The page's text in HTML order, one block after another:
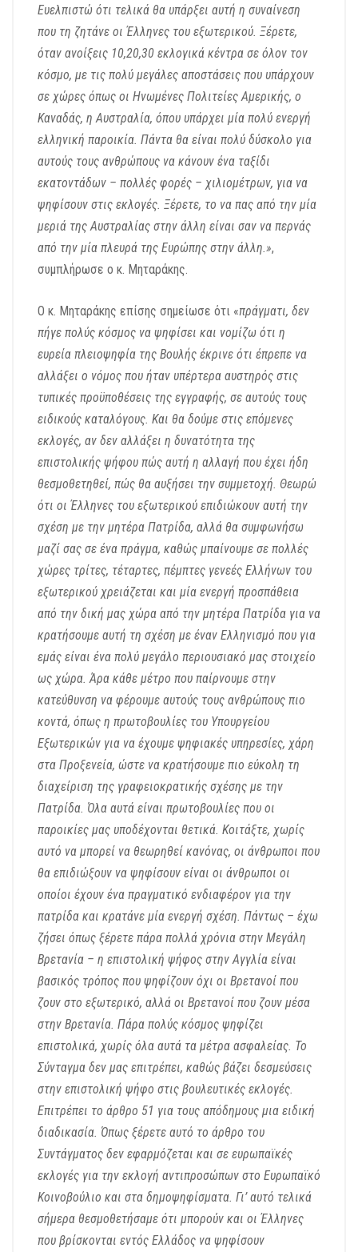
Ευελπιστώ ότι τελικά θα υπάρξει αυτή η συναίνεση
που τη ζητάνε οι Έλληνες του εξωτερικού. Ξέρετε,
όταν ανοίξεις 10,20,30 εκλογικά κέντρα σε όλον τον
κόσμο, με τις πολύ μεγάλες αποστάσεις που υπάρχουν
σε χώρες όπως οι Ηνωμένες Πολιτείες Αμερικής, ο
Καναδάς, η Αυστραλία, όπου υπάρχει μία πολύ ενεργή
ελληνική παροικία. Πάντα θα είναι πολύ δύσκολο για
αυτούς τους ανθρώπους να κάνουν ένα ταξίδι
εκατοντάδων – πολλές φορές – χιλιομέτρων, για να
ψηφίσουν στις εκλογές. Ξέρετε, το να πας από την μία
μεριά της Αυστραλίας στην άλλη είναι σαν να περνάς
από την μία πλευρά της Ευρώπης στην άλλη.»,
συμπλήρωσε ο κ. Μηταράκης.
Ο κ. Μηταράκης επίσης σημείωσε ότι «πράγματι, δεν
πήγε πολύς κόσμος να ψηφίσει και νομίζω ότι η
ευρεία πλειοψηφία της Βουλής έκρινε ότι έπρεπε να
αλλάξει ο νόμος που ήταν υπέρτερα αυστηρός στις
τυπικές προϋποθέσεις της εγγραφής, σε αυτούς τους
ειδικούς καταλόγους. Και θα δούμε στις επόμενες
εκλογές, αν δεν αλλάξει η δυνατότητα της
επιστολικής ψήφου πώς αυτή η αλλαγή που έχει ήδη
θεσμοθετηθεί, πώς θα αυξήσει την συμμετοχή. Θεωρώ
ότι οι Έλληνες του εξωτερικού επιδιώκουν αυτή την
σχέση με την μητέρα Πατρίδα, αλλά θα συμφωνήσω
μαζί σας σε ένα πράγμα, καθώς μπαίνουμε σε πολλές
χώρες τρίτες, τέταρτες, πέμπτες γενεές Ελλήνων του
εξωτερικού χρειάζεται και μία ενεργή προσπάθεια
από την δική μας χώρα από την μητέρα Πατρίδα για να
κρατήσουμε αυτή τη σχέση με έναν Ελληνισμό που για
εμάς είναι ένα πολύ μεγάλο περιουσιακό μας στοιχείο
ως χώρα. Άρα κάθε μέτρο που παίρνουμε στην
κατεύθυνση να φέρουμε αυτούς τους ανθρώπους πιο
κοντά, όπως η πρωτοβουλίες του Υπουργείου
Εξωτερικών για να έχουμε ψηφιακές υπηρεσίες, χάρη
στα Προξενεία, ώστε να κρατήσουμε πιο εύκολη τη
διαχείριση της γραφειοκρατικής σχέσης με την
Πατρίδα. Όλα αυτά είναι πρωτοβουλίες που οι
παροικίες μας υποδέχονται θετικά. Κοιτάξτε, χωρίς
αυτό να μπορεί να θεωρηθεί κανόνας, οι άνθρωποι που
θα επιδιώξουν να ψηφίσουν είναι οι άνθρωποι οι
οποίοι έχουν ένα πραγματικό ενδιαφέρον για την
πατρίδα και κρατάνε μία ενεργή σχέση. Πάντως – έχω
ζήσει όπως ξέρετε πάρα πολλά χρόνια στην Μεγάλη
Βρετανία – η επιστολική ψήφος στην Αγγλία είναι
βασικός τρόπος που ψηφίζουν όχι οι Βρετανοί που
ζουν στο εξωτερικό, αλλά οι Βρετανοί που ζουν μέσα
στην Βρετανία. Πάρα πολύς κόσμος ψηφίζει
επιστολικά, χωρίς όλα αυτά τα μέτρα ασφαλείας. Το
Σύνταγμα δεν μας επιτρέπει, καθώς βάζει δεσμεύσεις
στην επιστολική ψήφο στις βουλευτικές εκλογές.
Επιτρέπει το άρθρο 51 για τους απόδημους μια ειδική
διαδικασία. Όπως ξέρετε αυτό το άρθρο του
Συντάγματος δεν εφαρμόζεται και σε ευρωπαϊκές
εκλογές για την εκλογή αντιπροσώπων στο Ευρωπαϊκό
Κοινοβούλιο και στα δημοψηφίσματα. Γι’ αυτό τελικά
σήμερα θεσμοθετήσαμε ότι μπορούν και οι Έλληνες
που βρίσκονται εντός Ελλάδος να ψηφίσουν